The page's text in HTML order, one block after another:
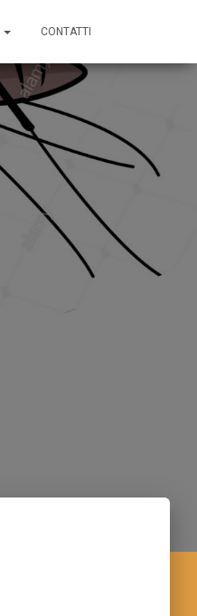
CONTATTI